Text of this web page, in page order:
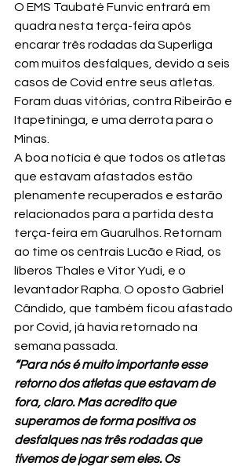
O EMS Taubaté Funvic entrará em
quadra nesta terça-feira após
encarar três rodadas da Superliga
com muitos desfalques, devido a seis
casos de Covid entre seus atletas.
Foram duas vitórias, contra Ribeirão e
Itapetininga, e uma derrota para o
Minas.
A boa notícia é que todos os atletas
que estavam afastados estão
plenamente recuperados e estarão
relacionados para a partida desta
terça-feira em Guarulhos. Retornam
ao time os centrais Lucão e Riad, os
líberos Thales e Vitor Yudi, e o
levantador Rapha. O oposto Gabriel
Cândido, que também ficou afastado
por Covid, já havia retornado na
semana passada.
“Para nós é muito importante esse
retorno dos atletas que estavam de
fora, claro. Mas acredito que
superamos de forma positiva os
desfalques nas três rodadas que
tivemos de jogar sem eles. Os